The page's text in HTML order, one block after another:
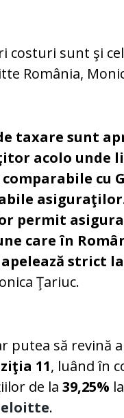
costuri sunt şi
România,
taxare sunt
acolo unde
cu
permit
care în
strict
Ţariuc.
putea să revină
11, luând în
de la39,25%
.